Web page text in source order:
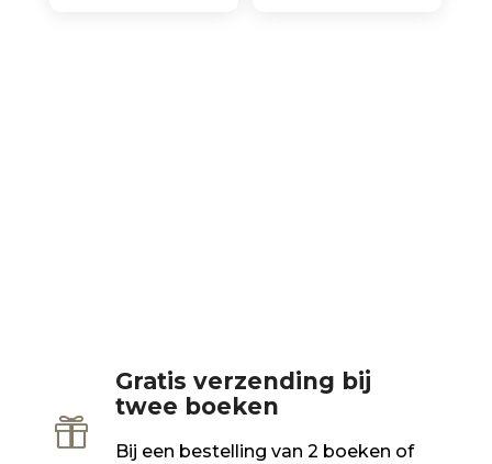

Gratis verzending bij
twee boeken
Bij een bestelling van 2 boeken of